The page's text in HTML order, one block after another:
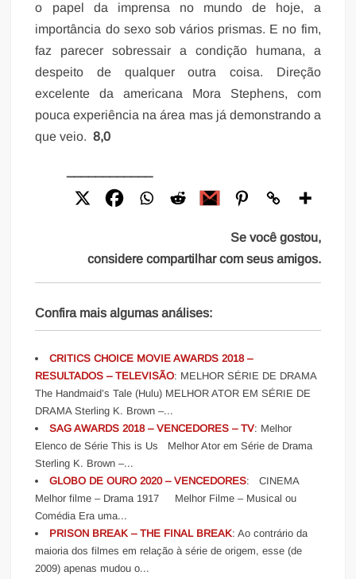
o papel da imprensa no mundo de hoje, a
importância do sexo sob vários prismas. E no fim,
faz parecer sobressair a condição humana, a
despeito de qualquer outra coisa. Direção
excelente da americana Mora Stephens, com
pouca experiência na área mas já demonstrando a
que veio.8,0
Se você gostou,
considere compartilhar com seus amigos.
Confira mais algumas análises:
CRITICS CHOICE MOVIE AWARDS 2018 –
RESULTADOS – TELEVISÃO: MELHOR SÉRIE DE DRAMA
The Handmaid’s Tale (Hulu) MELHOR ATOR EM SÉRIE DE
DRAMA Sterling K. Brown –...
SAG AWARDS 2018 – VENCEDORES – TV: Melhor
Elenco de Série This is Us Melhor Ator em Série de Drama
Sterling K. Brown –...
GLOBO DE OURO 2020 – VENCEDORES: CINEMA
Melhor filme – Drama 1917 Melhor Filme – Musical ou
Comédia Era uma...
PRISON BREAK – THE FINAL BREAK: Ao contrário da
maioria dos filmes em relação à série de origem, esse (de
2009) apenas mudou o...